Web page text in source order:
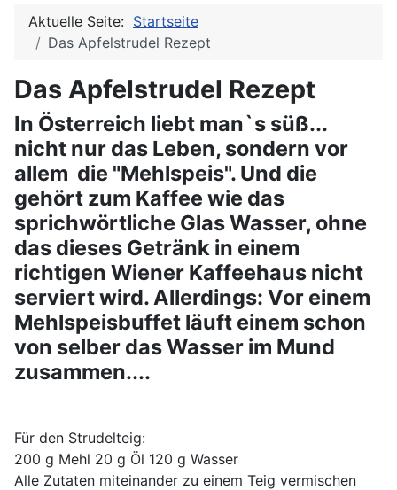
Aktuelle Seite: Startseite
Das Apfelstrudel Rezept
Das Apfelstrudel Rezept
In Österreich liebt man`s süß...
nicht nur das Leben, sondern vor
allem die "Mehlspeis". Und die
gehört zum Kaffee wie das
sprichwörtliche Glas Wasser, ohne
das dieses Getränk in einem
richtigen Wiener Kaffeehaus nicht
serviert wird. Allerdings: Vor einem
Mehlspeisbuffet läuft einem schon
von selber das Wasser im Mund
zusammen....
Für den Strudelteig:
200 g Mehl 20 g Öl 120 g Wasser
Alle Zutaten miteinander zu einem Teig vermischen